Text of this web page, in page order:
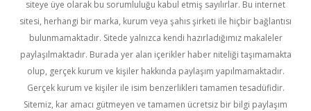
siteye üye olarak bu sorumluluğu kabul etmiş sayılırlar. Bu internet
sitesi, herhangi bir marka, kurum veya şahıs şirketi ile hiçbir bağlantısı
bulunmamaktadır. Sitede yalnızca kendi hazırladığımız makaleler
paylaşılmaktadır. Burada yer alan içerikler haber niteliği taşımamakta
olup, gerçek kurum ve kişiler hakkında paylaşım yapılmamaktadır.
Gerçek kurum ve kişiler ile isim benzerlikleri tamamen tesadüfidir.
Sitemiz, kar amacı gütmeyen ve tamamen ücretsiz bir bilgi paylaşım